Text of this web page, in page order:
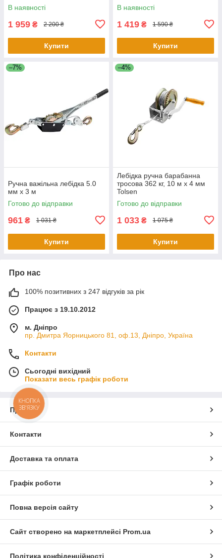
В наявності
1 959 ₴ 2 200 ₴
Купити
В наявності
1 419 ₴ 1 590 ₴
Купити
–7%
Ручна важільна лебідка 5.0
мм х 3 м
Готово до відправки
961 ₴ 1 031 ₴
Купити
–4%
Лебідка ручна барабанна
тросова 362 кг, 10 м х 4 мм
Tolsen
Готово до відправки
1 033 ₴ 1 075 ₴
Купити
Про нас
100% позитивних з 247 відгуків за рік
Працює з 19.10.2012
м. Дніпро
пр. Дмитра Яорницького 81, оф.13, Дніпро, Україна
Контакти
Сьогодні вихідний
Показати весь графік роботи
Про нас
Контакти
Доставка та оплата
Графік роботи
Повна версія сайту
Сайт створено на маркетплейсі Prom.ua
Політика конфіденційності
КНОПКА
ЗВ'ЯЗКУ